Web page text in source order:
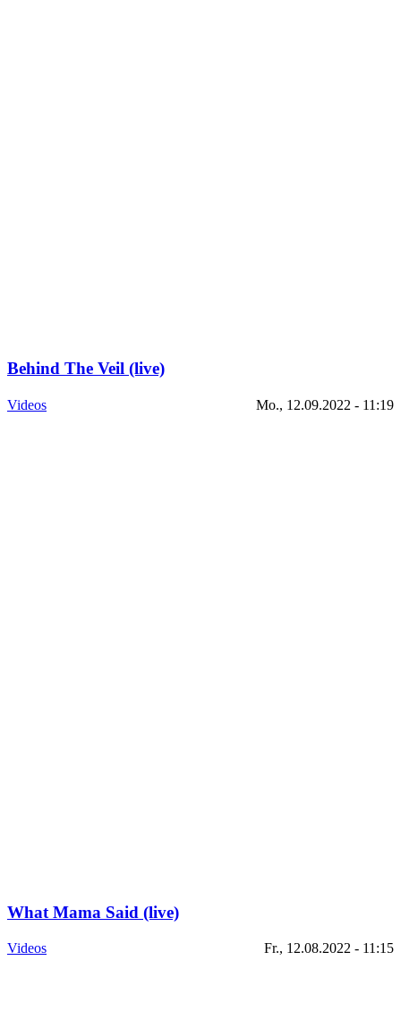
Behind The Veil (live)
Videos Mo., 12.09.2022 - 11:19
What Mama Said (live)
Videos Fr., 12.08.2022 - 11:15